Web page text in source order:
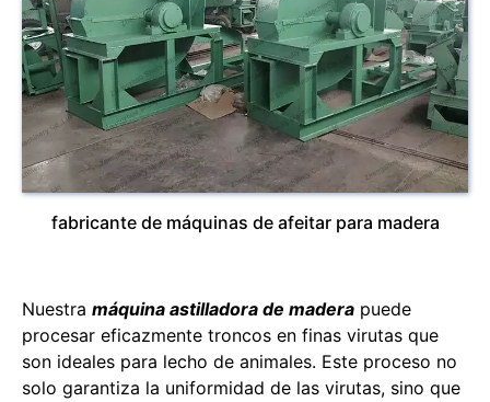
fabricante de máquinas de afeitar para madera
Nuestra máquina astilladora de madera puede
procesar eficazmente troncos en finas virutas que
son ideales para lecho de animales. Este proceso no
solo garantiza la uniformidad de las virutas, sino que